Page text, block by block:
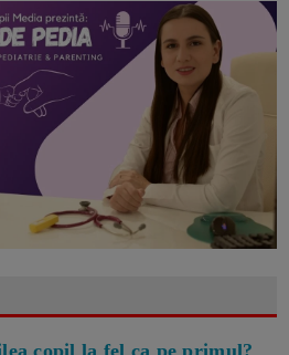
copil la fel ca pe primul?